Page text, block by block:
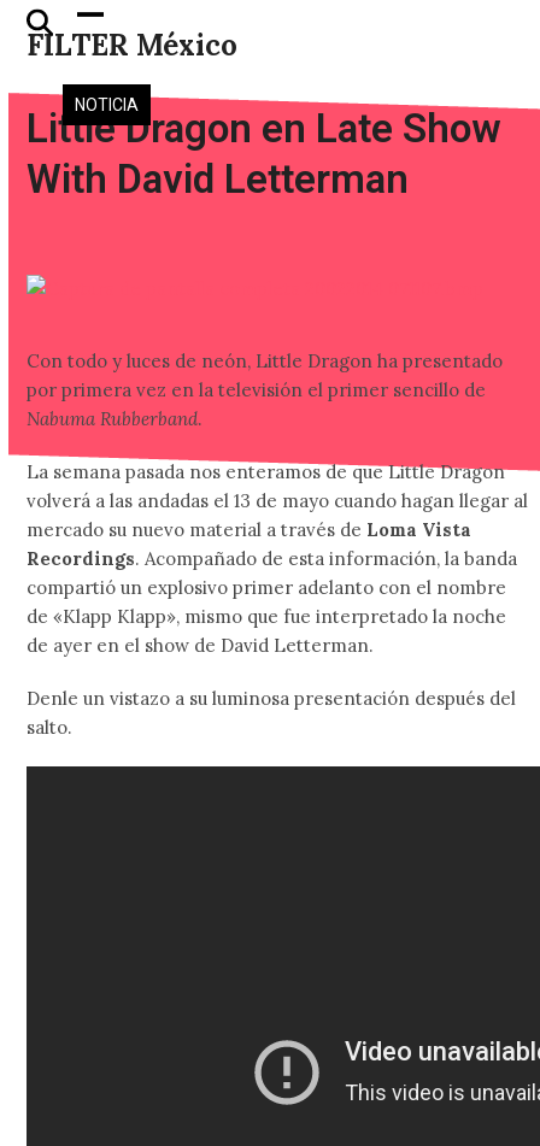
Skip
FILTER México
Open
mobile
menu
Close
mobile
menu
NOTICIA
Little Dragon en Late Show
With David Letterman
Con todo y luces de neón, Little Dragon ha presentado
por primera vez en la televisión el primer sencillo de
Nabuma Rubberband.
La semana pasada nos enteramos de que Little Dragon
volverá a las andadas el 13 de mayo cuando hagan llegar al
mercado su nuevo material a través de Loma Vista
Recordings. Acompañado de esta información, la banda
compartió un explosivo primer adelanto con el nombre
de «Klapp Klapp», mismo que fue interpretado la noche
de ayer en el show de David Letterman.
Denle un vistazo a su luminosa presentación después del
salto.